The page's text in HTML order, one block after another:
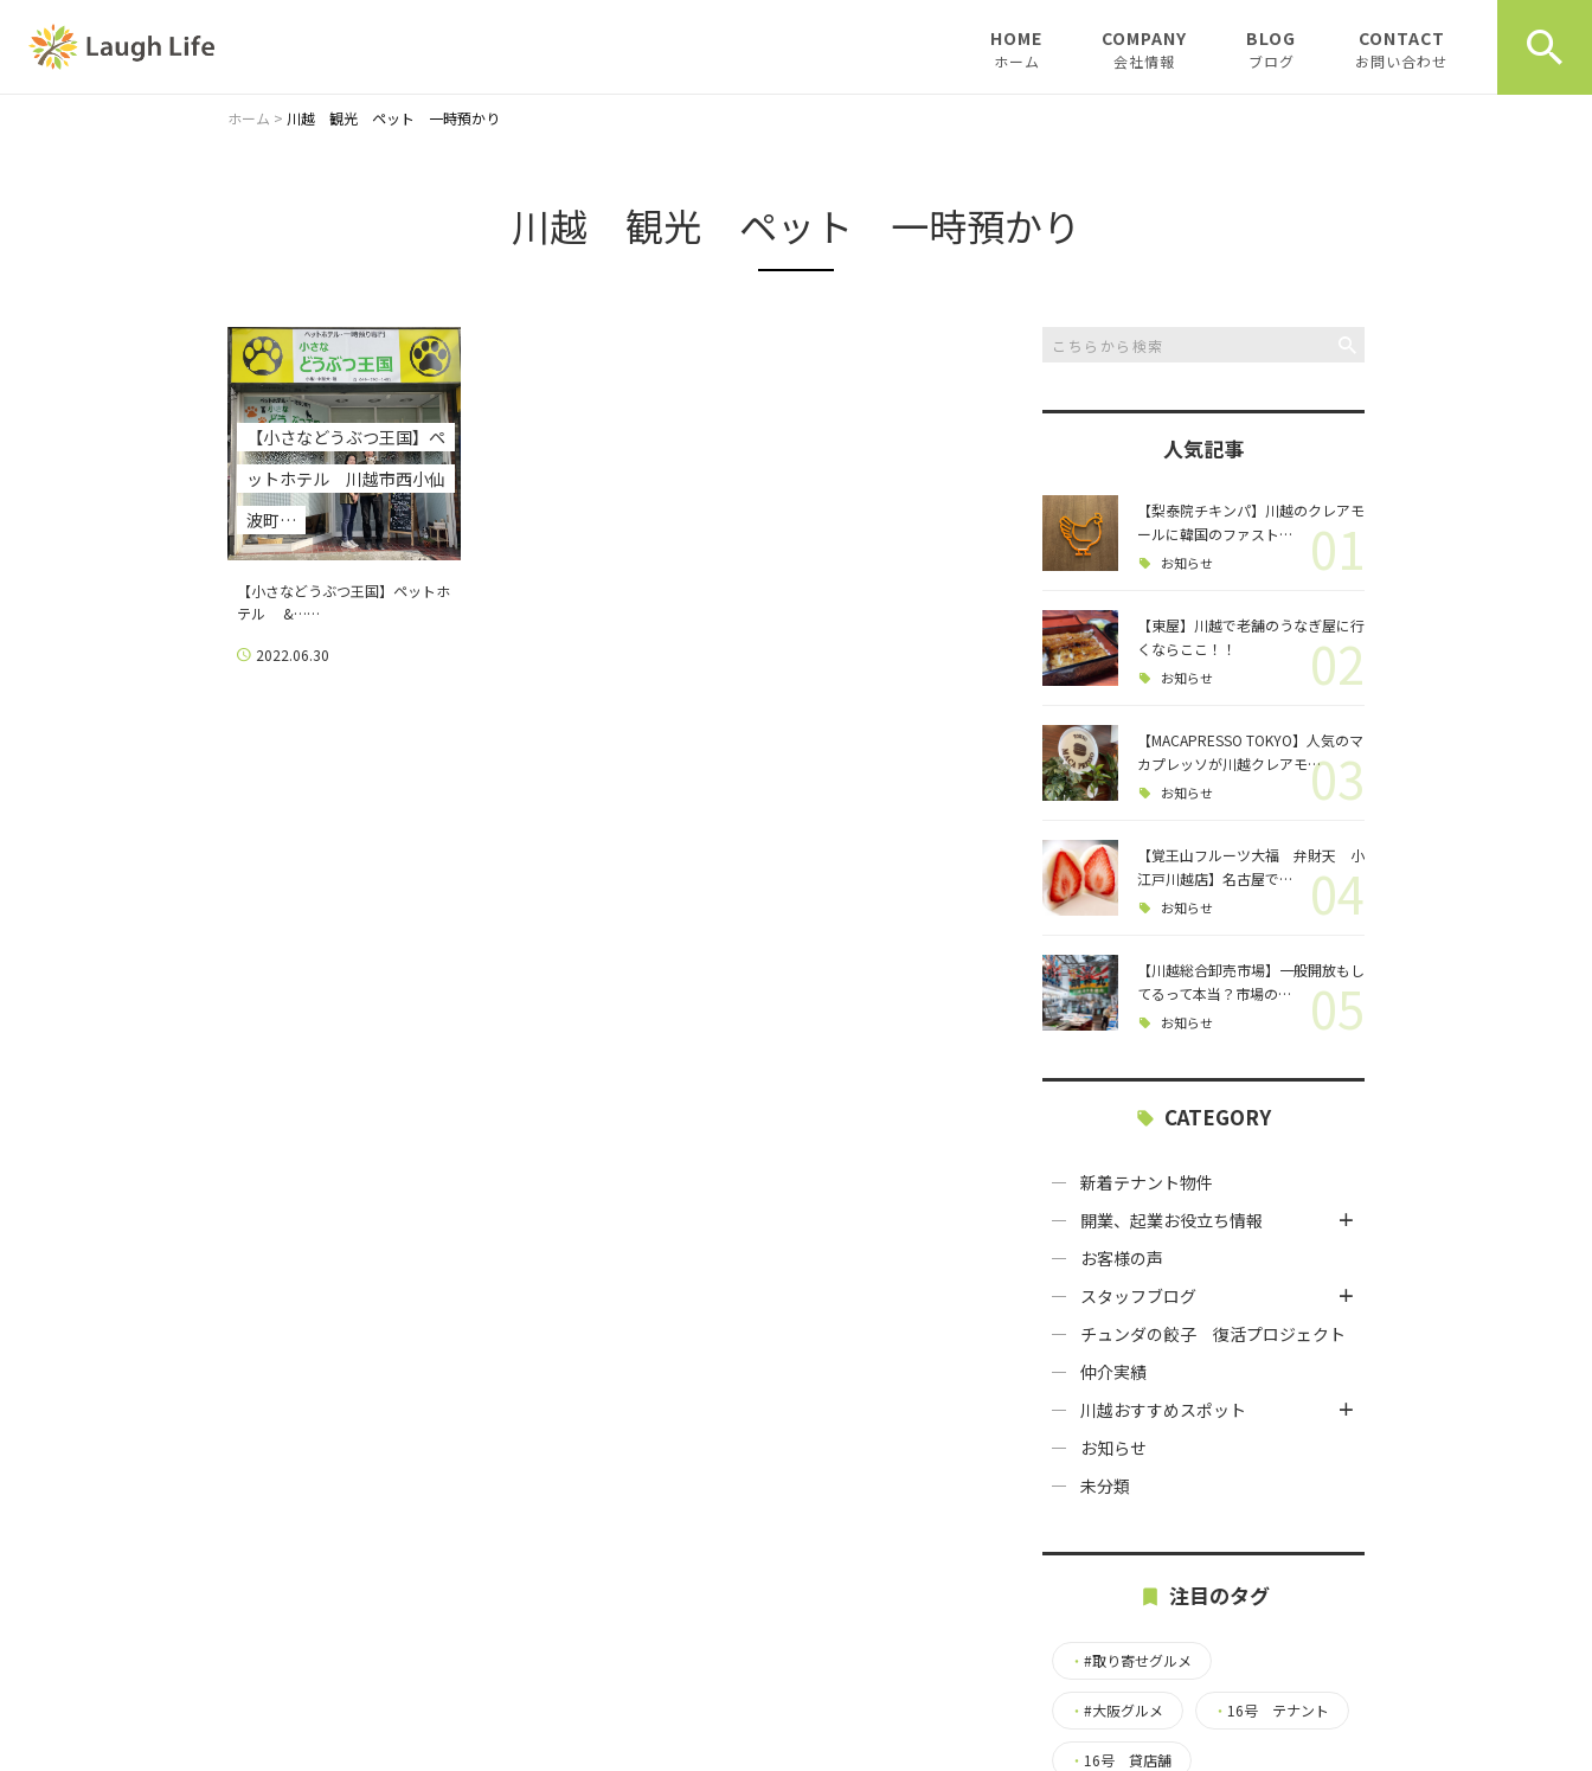
HOME
ホーム
COMPANY
会社情報
BLOG
ブログ
チュンダの餃子 復活プ
ロジェクト
CONTACT
お問い合わせ
ホーム > 川越 観光 ペット 一時預かり
川越 観光 ペット 一時預かり
【小さなどうぶつ王国】ペ
ットホテル 川越市西小仙
波町…
【小さなどうぶつ王国】ペットホ
テル &……
2022.06.30
人気記事
【梨泰院チキンパ】川越のクレアモ
ールに韓国のファスト…
お知らせ 01
【東屋】川越で老舗のうなぎ屋に行
くならここ！！
お知らせ 02
【MACAPRESSO TOKYO】人気のマ
カプレッソが川越クレアモ…
お知らせ 03
【覚王山フルーツ大福 弁財天 小
江戸川越店】名古屋で…
お知らせ 04
【川越総合卸売市場】一般開放もし
てるって本当？市場の…
お知らせ 05
CATEGORY
新着テナント物件
開業、起業お役立ち情報
お客様の声
スタッフブログ
チュンダの餃子 復活プロジェクト
仲介実績
川越おすすめスポット
お知らせ
未分類
注目のタグ
・ #取り寄せグルメ
・ #大阪グルメ ・ 16号 テナント
・ 16号 貸店舗